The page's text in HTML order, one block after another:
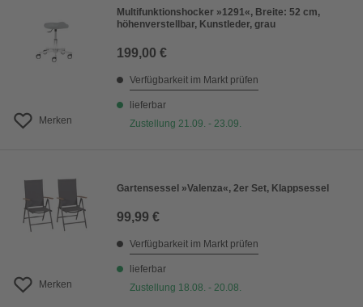
Merken
Multifunktionshocker »1291«, Breite: 52 cm,
höhenverstellbar, Kunstleder, grau
199,00 €
Verfügbarkeit im Markt prüfen
lieferbar
Zustellung 21.09. - 23.09.
Merken
Gartensessel »Valenza«, 2er Set, Klappsessel
99,99 €
Verfügbarkeit im Markt prüfen
lieferbar
Zustellung 18.08. - 20.08.